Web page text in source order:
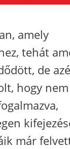
amely
tehát
de
hogy nem
már